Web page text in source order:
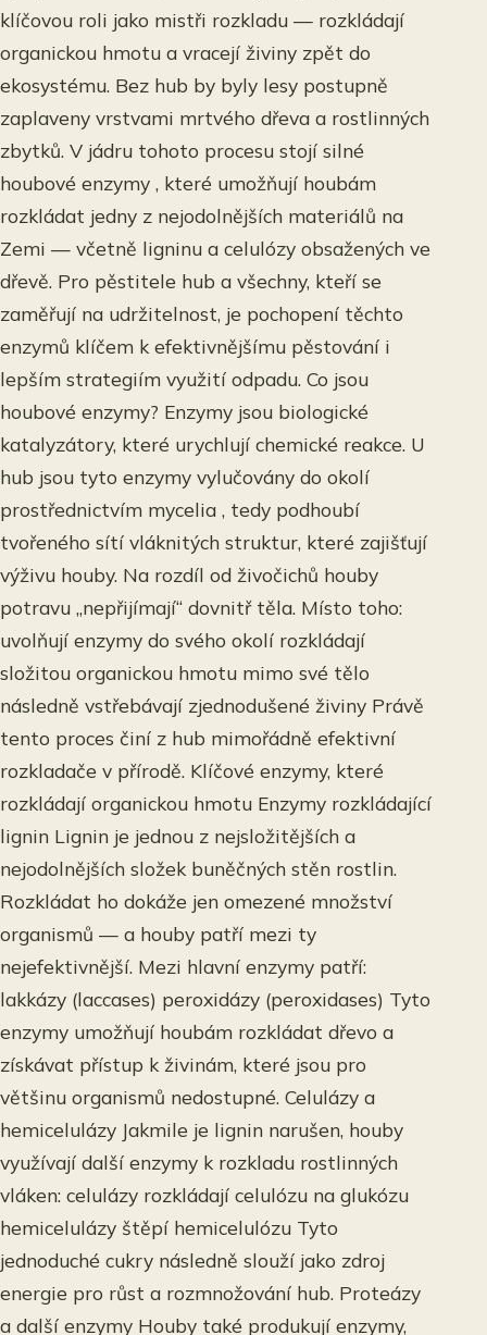
klíčovou roli jako mistři rozkladu — rozkládají
organickou hmotu a vracejí živiny zpět do
ekosystému. Bez hub by byly lesy postupně
zaplaveny vrstvami mrtvého dřeva a rostlinných
zbytků. V jádru tohoto procesu stojí silné
houbové enzymy , které umožňují houbám
rozkládat jedny z nejodolnějších materiálů na
Zemi — včetně ligninu a celulózy obsažených ve
dřevě. Pro pěstitele hub a všechny, kteří se
zaměřují na udržitelnost, je pochopení těchto
enzymů klíčem k efektivnějšímu pěstování i
lepším strategiím využití odpadu. Co jsou
houbové enzymy? Enzymy jsou biologické
katalyzátory, které urychlují chemické reakce. U
hub jsou tyto enzymy vylučovány do okolí
prostřednictvím mycelia , tedy podhoubí
tvořeného sítí vláknitých struktur, které zajišťují
výživu houby. Na rozdíl od živočichů houby
potravu „nepřijímají“ dovnitř těla. Místo toho:
uvolňují enzymy do svého okolí rozkládají
složitou organickou hmotu mimo své tělo
následně vstřebávají zjednodušené živiny Právě
tento proces činí z hub mimořádně efektivní
rozkladače v přírodě. Klíčové enzymy, které
rozkládají organickou hmotu Enzymy rozkládající
lignin Lignin je jednou z nejsložitějších a
nejodolnějších složek buněčných stěn rostlin.
Rozkládat ho dokáže jen omezené množství
organismů — a houby patří mezi ty
nejefektivnější. Mezi hlavní enzymy patří:
lakkázy (laccases) peroxidázy (peroxidases) Tyto
enzymy umožňují houbám rozkládat dřevo a
získávat přístup k živinám, které jsou pro
většinu organismů nedostupné. Celulázy a
hemicelulázy Jakmile je lignin narušen, houby
využívají další enzymy k rozkladu rostlinných
vláken: celulázy rozkládají celulózu na glukózu
hemicelulázy štěpí hemicelulózu Tyto
jednoduché cukry následně slouží jako zdroj
energie pro růst a rozmnožování hub. Proteázy
a další enzymy Houby také produkují enzymy,